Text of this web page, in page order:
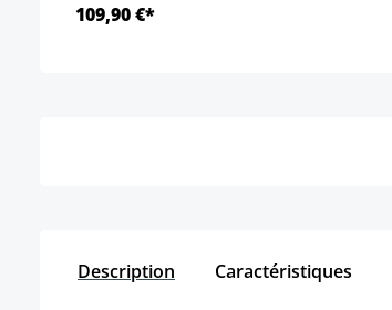
109,90 €*
Description Caractéristiques